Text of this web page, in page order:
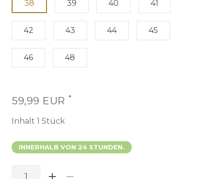
38 39 40 41
42 43 44 45
46 48
59,99 EUR *
Inhalt 1 Stück
INNERHALB VON 24 STUNDEN.